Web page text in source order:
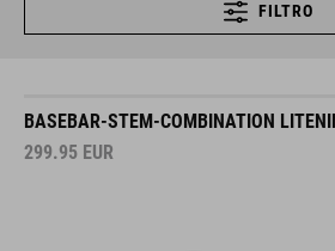
FILTRO
BASEBAR-STEM-COMBINATION
299.95 EUR